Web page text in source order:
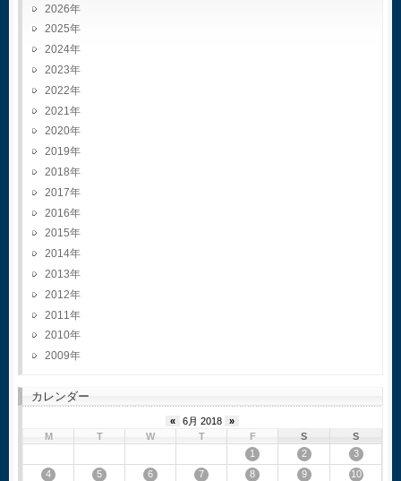
2026
2025
2024
2023
2022
2021
2020
2019
2018
2017
2016
2015
2014
2013
2012
2011
2010
2009
カレンダー
« 6月 2018
»
M
T W T F S
S
1
2
3
4
5 6 7 8 9
10